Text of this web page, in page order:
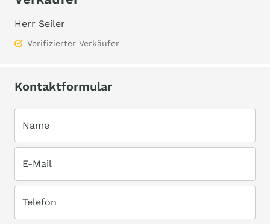
Herr Seiler
Verifizierter Verkäufer
Kontaktformular
Name
E-Mail
Telefon